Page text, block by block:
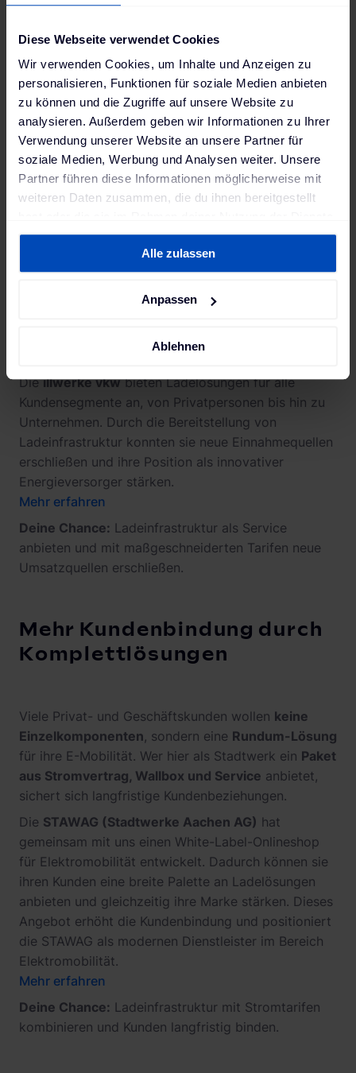
Diese Webseite verwendet Cookies
Wir verwenden Cookies, um Inhalte und Anzeigen zu
personalisieren, Funktionen für soziale Medien anbieten
zu können und die Zugriffe auf unsere Website zu
analysieren. Außerdem geben wir Informationen zu Ihrer
Verwendung unserer Website an unsere Partner für
soziale Medien, Werbung und Analysen weiter. Unsere
Partner führen diese Informationen möglicherweise mit
weiteren Daten zusammen, die du ihnen bereitgestellt
gesammelt haben. Weitere Informationen findest du in
Datenschutzerklärungund unserem
Impressum.
Alle zulassen
Anpassen
Ablehnen
Mehr erfahren
Deine Chance:Intelligentes Lastmanagement
einsetzen, um das Netz effizient zu nutzen und
Kosten zu sparen.
Neue Einnahmequellen
durch Ladeinfrastruktur
Ladeinfrastruktur kostet – aber sie kann auch
verdienen! Ob durch öffentliche Ladestationen,
Autostromtarife oder Partnerschaften mit
Dieillwerke vkwbieten Ladelösungen für alle
Kundensegmente an, von Privatpersonen bis hin zu
Unternehmen. Durch die Bereitstellung von
Ladeinfrastruktur konnten sie neue Einnahmequellen
erschließen und ihre Position als innovativer
Energieversorger stärken.
Mehr erfahren
Deine Chance: Ladeinfrastruktur als Service
anbieten und mit maßgeschneiderten Tarifen neue
Umsatzquellen erschließen.
Mehr Kundenbindung durch
Komplettlösungen
Viele Privat- und Geschäftskunden wollen keine
Einzelkomponenten , sondern eine Rundum-Lösung
für ihre E-Mobilität. Wer hier als Stadtwerk ein Paket
aus Stromvertrag, Wallbox und Service anbietet,
sichert sich langfristige Kundenbeziehungen.
Die STAWAG (Stadtwerke Aachen AG) hat
gemeinsam mit uns einen White-Label-Onlineshop
für Elektromobilität entwickelt. Dadurch können sie
ihren Kunden eine breite Palette an Ladelösungen
anbieten und gleichzeitig ihre Marke stärken. Dieses
Angebot erhöht die Kundenbindung und positioniert
die STAWAG als modernen Dienstleister im Bereich
Elektromobilität.
Mehr erfahren
Deine Chance: Ladeinfrastruktur mit Stromtarifen
kombinieren und Kunden langfristig binden.